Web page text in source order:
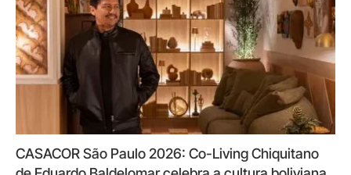
CASACOR São Paulo 2026: Co-Living Chiquitano